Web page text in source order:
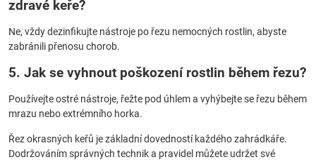
zdravé keře?
Ne, vždy dezinfikujte nástroje po řezu nemocných rostlin, abyste
zabránili přenosu chorob.
5. Jak se vyhnout poškození rostlin během řezu?
Používejte ostré nástroje, řežte pod úhlem a vyhýbejte se řezu během
mrazu nebo extrémního horka.
Řez okrasných keřů je základní dovedností každého zahrádkáře.
Dodržováním správných technik a pravidel můžete udržet své